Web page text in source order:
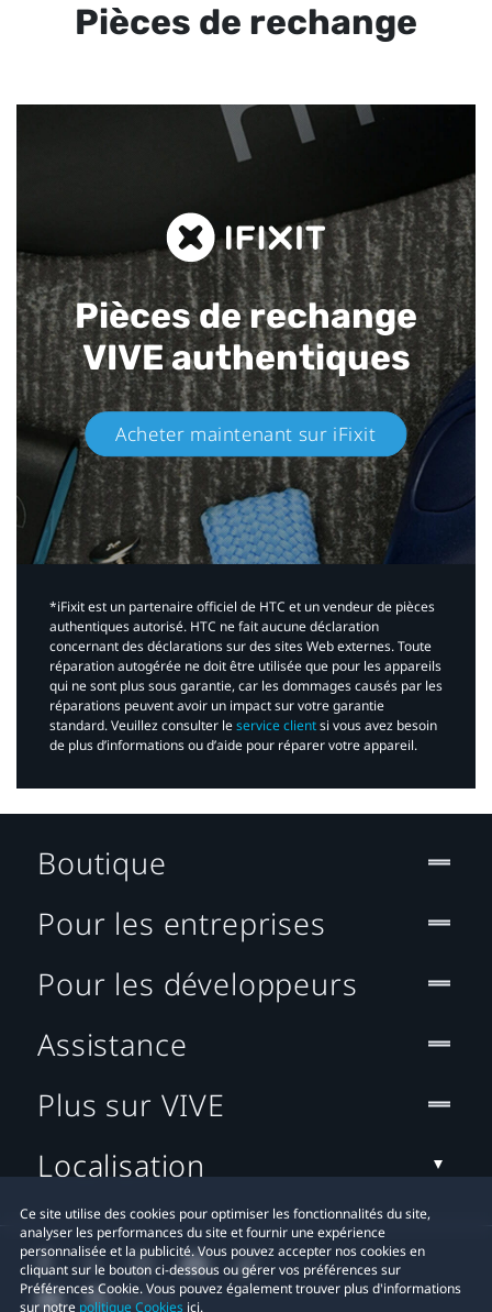
Pièces de rechange
Pièces de rechange
VIVE authentiques​
Acheter maintenant sur iFixit​
*iFixit est un partenaire officiel de HTC et un vendeur de pièces
authentiques autorisé. HTC ne fait aucune déclaration
concernant des déclarations sur des sites Web externes. Toute
réparation autogérée ne doit être utilisée que pour les appareils
qui ne sont plus sous garantie, car les dommages causés par les
réparations peuvent avoir un impact sur votre garantie
standard. Veuillez consulter leservice clientsi vous avez besoin
de plus d’informations ou d’aide pour réparer votre appareil.​
Ce site utilise des cookies pour optimiser les fonctionnalités du site,
analyser les performances du site et fournir une expérience
personnalisée et la publicité. Vous pouvez accepter nos cookies en
cliquant sur le bouton ci-dessous ou gérer vos préférences sur
Préférences Cookie. Vous pouvez également trouver plus d'informations
sur notre politique Cookies ici.
Boutique
Pour les entreprises
Pour les développeurs
Assistance
Plus sur VIVE
Localisation